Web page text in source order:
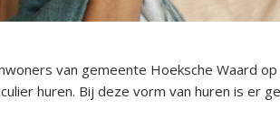
van gemeente Hoeksche Waard
huren. Bij deze vorm van huren is er